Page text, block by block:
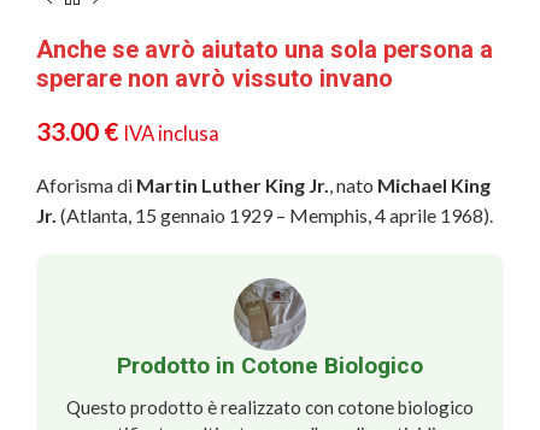
Anche se avrò aiutato una sola persona a
sperare non avrò vissuto invano
33.00 € IVA inclusa
Aforisma di Martin Luther King Jr. , nato Michael King
Jr. (Atlanta, 15 gennaio 1929 – Memphis, 4 aprile 1968).
Prodotto in Cotone Biologico
Questo prodotto è realizzato con cotone biologico